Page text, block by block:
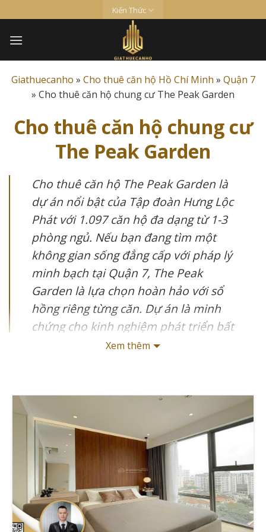
to
content
Kiến Thức
Giathuecanho » Cho thuê căn hộ Hồ Chí Minh » Quận 7
» Cho thuê căn hộ chung cư The Peak Garden
Cho thuê căn hộ chung cư
The Peak Garden
Cho thuê căn hộ The Peak Garden là
dự án nổi bật của Tập đoàn Hưng Lộc
Phát với 1.097 căn hộ đa dạng từ 1-3
phòng ngủ. Nếu bạn đang tìm một
không gian sống đẳng cấp với pháp lý
minh bạch tại Quận 7, The Peak
Garden là lựa chọn hoàn hảo với sổ
hồng riêng từng căn. Dự án là minh
chứng cho kinh nghiệm phát triển bất
động sản cao cấp của chủ đầu tư khi sở
The Peak Garden đang nổi lên như một điểm sáng trên
thị trường cho thuê căn hộ cao cấp tại Quận 7. Cùng với
Giathuecanho khám phá chi tiết về vị trí chiến lược, tiện
ích đẳng cấp, và các chính sách cho thuê hấp dẫn tại dự
Thông tin chính:
Vị trí: Đường Nguyễn Lương Bằng nối dài, Quận 7
Xem thêm